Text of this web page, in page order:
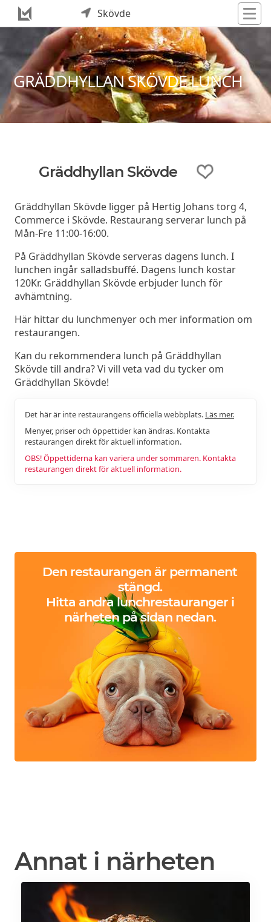
Skövde
GRÄDDHYLLAN SKÖVDE LUNCH
Gräddhyllan Skövde
Gräddhyllan Skövde ligger på Hertig Johans torg 4,
Commerce i Skövde. Restaurang serverar lunch på
Mån-Fre 11:00-16:00.
På Gräddhyllan Skövde serveras dagens lunch. I
lunchen ingår salladsbuffé. Dagens lunch kostar
120Kr. Gräddhyllan Skövde erbjuder lunch för
avhämtning.
Här hittar du lunchmenyer och mer information om
restaurangen.
Kan du rekommendera lunch på Gräddhyllan
Skövde till andra? Vi vill veta vad du tycker om
Gräddhyllan Skövde!
Det här är inte restaurangens officiella webbplats. Läs mer.
Menyer, priser och öppettider kan ändras. Kontakta
restaurangen direkt för aktuell information.
OBS! Öppettiderna kan variera under sommaren. Kontakta
restaurangen direkt för aktuell information.
Den restaurangen är permanent
stängd.
Hitta andra lunchrestauranger i
närheten på sidan nedan.
Annat i närheten